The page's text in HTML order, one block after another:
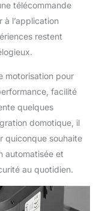
télécommande
à l’application
restent
motorisation pour
facilité
quelques
domotique, il
quiconque souhaite
automatisée et
au quotidien.